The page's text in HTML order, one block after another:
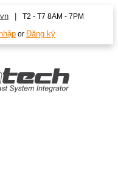
T2 - T7 8AM - 7PM
or Đăng ký